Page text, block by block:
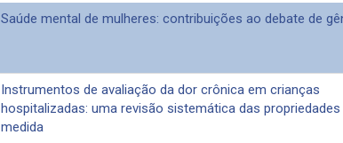
Saúde mental de mulheres: contribuições ao debate de
Instrumentos de avaliação da dor crônica em crianças
hospitalizadas: uma revisão sistemática das propriedades
medida